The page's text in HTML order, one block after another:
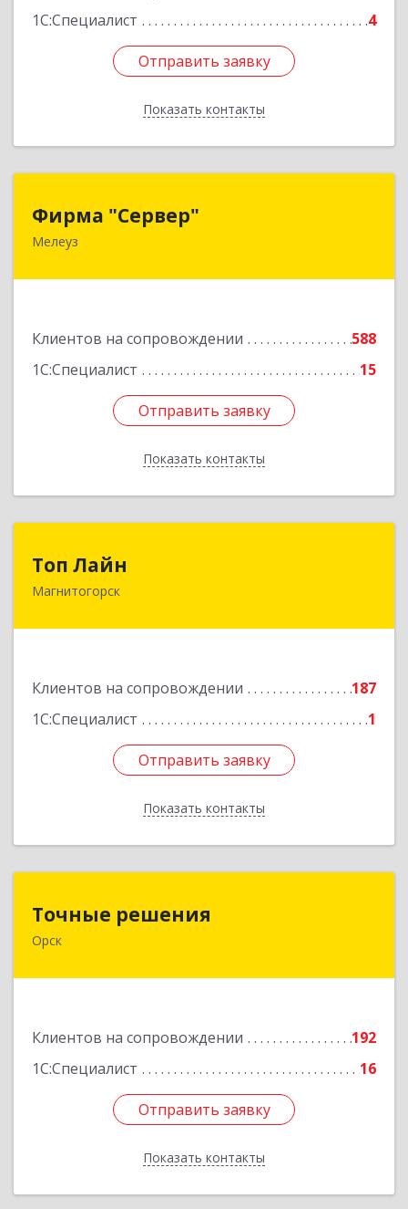
1С:Специалист
4
Отправить заявку
Показать контакты
Отправить заявку
Назад
Фирма "Сервер"
Мелеуз
Клиентов на сопровождении
588
1С:Специалист
15
Отправить заявку
Показать контакты
453852, Башкортостан Респ, Мелеузовский р-н,
Отправить заявку
Назад
Топ Лайн
Магнитогорск
Клиентов на сопровождении
187
1С:Специалист
1
Отправить заявку
Показать контакты
454000, Челябинская обл, Магнитогорск г,
Отправить заявку
Назад
Точные решения
Орск
Клиентов на сопровождении
192
1С:Специалист
16
Отправить заявку
Показать контакты
Подробнее
Отправить заявку
Назад